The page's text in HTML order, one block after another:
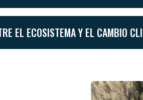
EL ECOSISTEMA Y EL CAMBIO